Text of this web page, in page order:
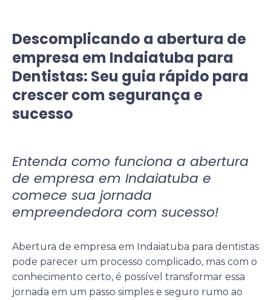
Descomplicando a abertura de
empresa em Indaiatuba para
Dentistas: Seu guia rápido para
crescer com segurança e
sucesso
Entenda como funciona a abertura
de empresa em Indaiatuba e
comece sua jornada
empreendedora com sucesso!
Abertura de empresa em Indaiatuba para dentistas
pode parecer um processo complicado, mas com o
conhecimento certo, é possível transformar essa
jornada em um passo simples e seguro rumo ao